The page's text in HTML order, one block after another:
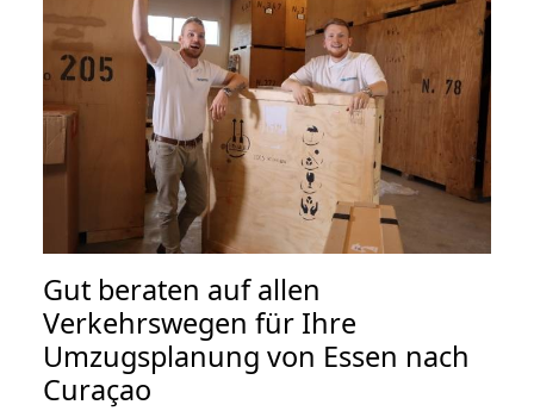
Gut beraten auf allen
Verkehrswegen für Ihre
Umzugsplanung von Essen nach
Curaçao